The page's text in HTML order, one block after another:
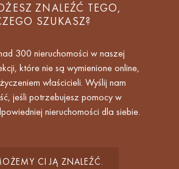
ZNALEŹĆ TEGO,
SZUKASZ?
300 nieruchomości w naszej
które nie są wymienione online,
właścicieli. Wyślij nam
jeśli potrzebujesz pomocy w
nieruchomości dla siebie.
CI JĄ ZNALEŹĆ.